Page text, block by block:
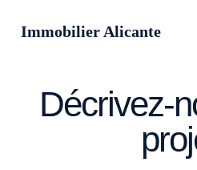
Immobilier Alicante
Décrivez-